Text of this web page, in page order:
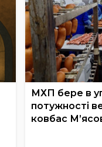
МХП бере в
потужності
ковбас